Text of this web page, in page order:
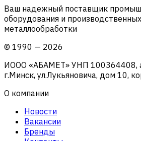
Ваш надежный поставщик
оборудования и
металлообработки
© 1990 — 2026
ИООО «АБАМЕТ» УНП 100364408,
г.Минск, ул.Лукьяновича, дом 10,
О компании
Новости
Вакансии
Бренды